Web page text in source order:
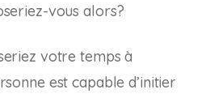
vous alors?
votre temps à
est capable d’initier